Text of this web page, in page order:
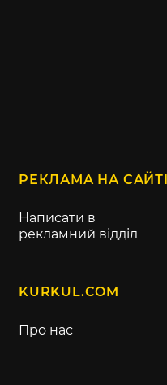
РЕКЛАМА НА САЙТІ
Написати в
рекламний відділ
KURKUL.COM
Про нас